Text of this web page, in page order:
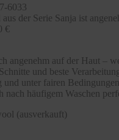
6033
aus der Serie Sanja ist
€
angenehm auf der Haut –
und beste
und unter fairen
nach häufigem Waschen
(ausverkauft)